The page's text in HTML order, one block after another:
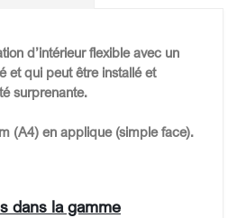
d’intérieur flexible avec un
et qui peut être installé et
surprenante.
(A4) en applique (simple face).
dans la gamme